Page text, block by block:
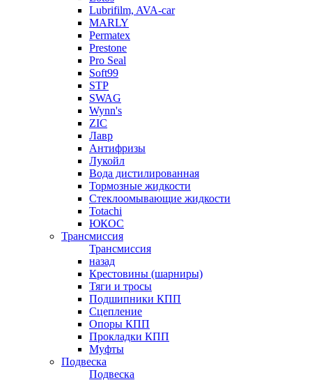
Lubrifilm, AVA-car
MARLY
Permatex
Prestone
Pro Seal
Soft99
STP
SWAG
Wynn's
ZIC
Лавр
Антифризы
Лукойл
Вода дистилированная
Тормозные жидкости
Стеклоомывающие жидкости
Totachi
ЮКОС
Трансмиссия
Трансмиссия
назад
Крестовины (шарниры)
Тяги и тросы
Подшипники КПП
Сцепление
Опоры КПП
Прокладки КПП
Муфты
Подвеска
Подвеска